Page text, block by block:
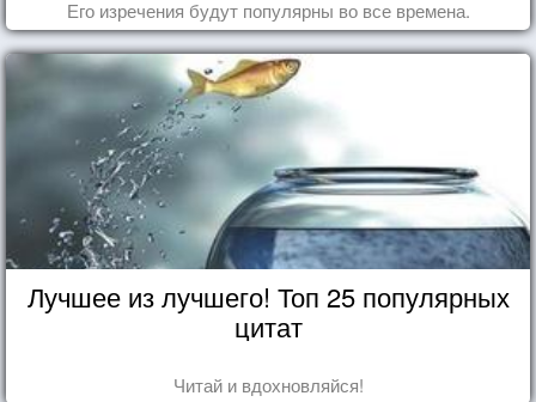
Его изречения будут популярны во все времена.
Лучшее из лучшего! Топ 25 популярных
цитат
Читай и вдохновляйся!